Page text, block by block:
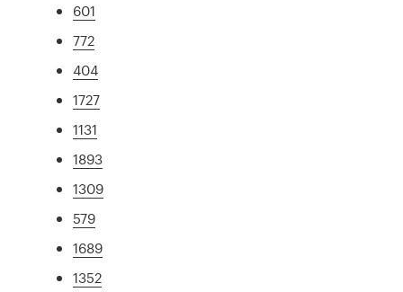
601
772
404
1727
1131
1893
1309
579
1689
1352